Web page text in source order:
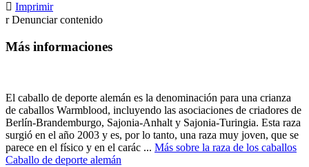
 Imprimir
r Denunciar contenido
Más informaciones
El caballo de deporte alemán es la denominación para una crianza
de caballos Warmblood, incluyendo las asociaciones de criadores de
Berlín-Brandemburgo, Sajonia-Anhalt y Sajonia-Turingia. Esta raza
surgió en el año 2003 y es, por lo tanto, una raza muy joven, que se
parece en el físico y en el carác ... Más sobre la raza de los caballos
Caballo de deporte alemán